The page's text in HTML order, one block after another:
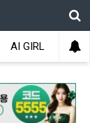
AI GIRL